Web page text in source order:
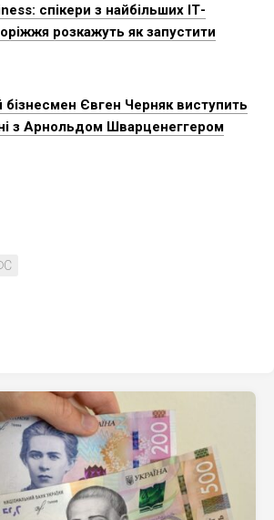
спікери з найбільших ІТ-
розкажуть як запустити
бізнесмен Євген Черняк виступить
з Арнольдом Шварценеггером